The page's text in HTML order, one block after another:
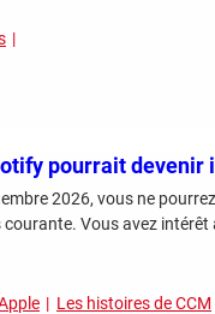
pourrait devenir
2026, vous ne
Vous avez intérêt à vérifier
Les histoires de CCM